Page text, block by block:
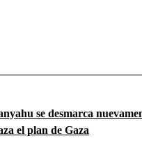
se desmarca
el plan de Gaza